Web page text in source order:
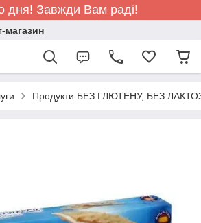
дня! Завжди Вам раді!
магазин
Продукти БЕЗ ГЛЮТЕНУ, БЕЗ